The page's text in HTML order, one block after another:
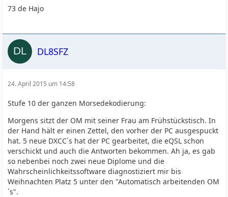
73 de Hajo
DL8SFZ
24. April 2015 um 14:58
Stufe 10 der ganzen Morsedekodierung:
Morgens sitzt der OM mit seiner Frau am Frühstückstisch. In
der Hand hält er einen Zettel, den vorher der PC ausgespuckt
hat. 5 neue DXCC´s hat der PC gearbeitet, die eQSL schon
verschickt und auch die Antworten bekommen. Ah ja, es gab
so nebenbei noch zwei neue Diplome und die
Wahrscheinlichkeitssoftware diagnostiziert mir bis
Weihnachten Platz 5 unter den "Automatisch arbeitenden OM
´s".